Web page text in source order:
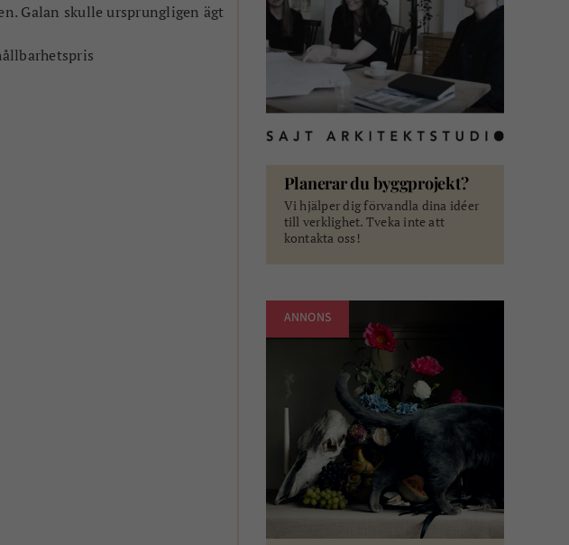
Galan skulle ursprungligen ägt
Planerar du byggprojekt?
Vi hjälper dig förvandla dina idéer
till verklighet. Tveka inte att
kontakta oss!
ANNONS